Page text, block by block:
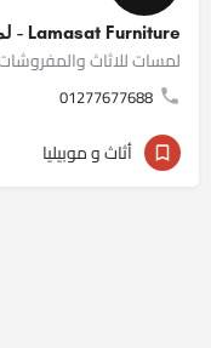
Lamasat Furniture - لمسات للاثاث المنزلي
لمسات للاثاث
01277677688
أثاث و موبيليا